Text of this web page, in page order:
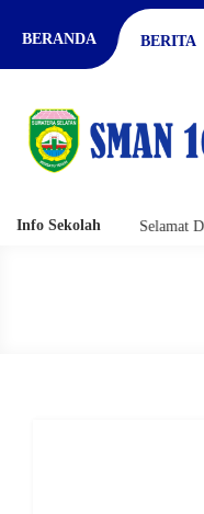
BERANDA BERITA
Info Sekolah Selamat